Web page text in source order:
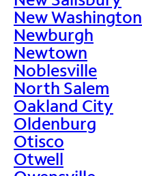
New Washington
Newburgh
Newtown
Noblesville
North Salem
Oakland City
Oldenburg
Otisco
Otwell